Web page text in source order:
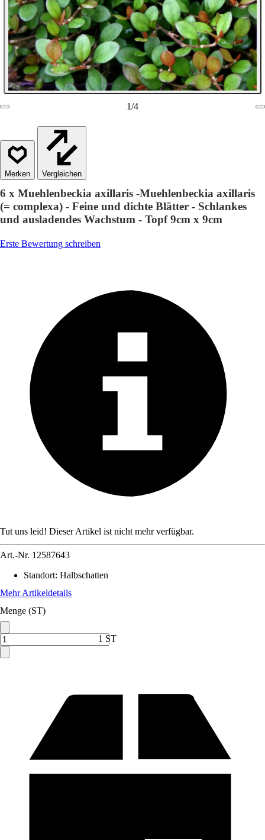
1/4
Vergleichen
6 x Muehlenbeckia axillaris -Muehlenbeckia axillaris
(= complexa) - Feine und dichte Blätter - Schlankes
und ausladendes Wachstum - Topf 9cm x 9cm
Erste Bewertung schreiben
Tut uns leid! Dieser Artikel ist nicht mehr verfügbar.
Art.-Nr. 12587643
Standort: Halbschatten
Mehr Artikeldetails
Menge (ST)
1 ST